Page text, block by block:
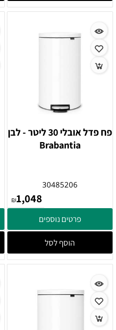
פח פדל אובלי 30 ליטר - לבן
Brabantia
30485206
₪1,048
פרטים נוספים
הוסף לסל